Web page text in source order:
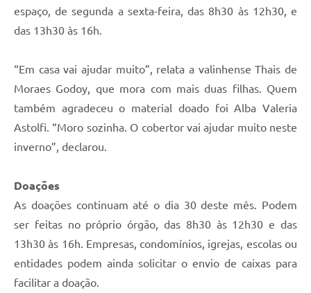
espaço, de segunda a sexta-feira, das 8h30 às 12h30, e
das 13h30 às 16h.
“Em casa vai ajudar muito”, relata a valinhense Thais de
Moraes Godoy, que mora com mais duas filhas. Quem
também agradeceu o material doado foi Alba Valeria
Astolfi. “Moro sozinha. O cobertor vai ajudar muito neste
inverno”, declarou.
Doações
As doações continuam até o dia 30 deste mês. Podem
ser feitas no próprio órgão, das 8h30 às 12h30 e das
13h30 às 16h. Empresas, condomínios, igrejas, escolas ou
entidades podem ainda solicitar o envio de caixas para
facilitar a doação.